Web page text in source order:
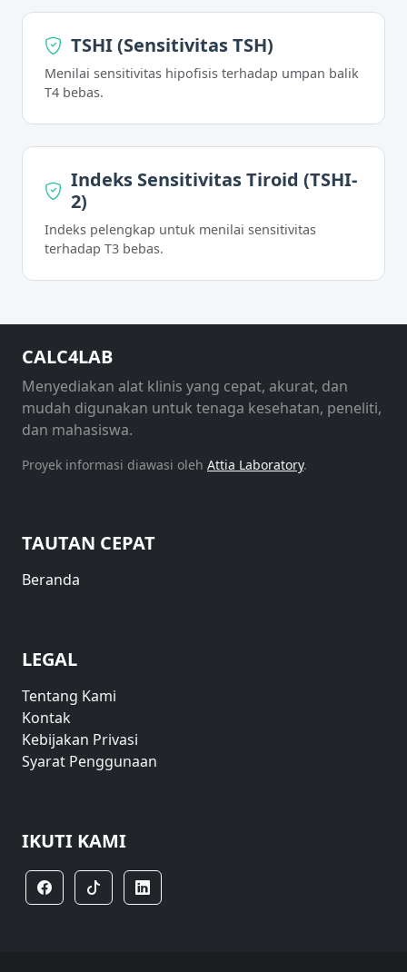
TSHI (Sensitivitas TSH)
Menilai sensitivitas hipofisis terhadap umpan balik
T4 bebas.
Indeks Sensitivitas Tiroid (TSHI-
2)
Indeks pelengkap untuk menilai sensitivitas
terhadap T3 bebas.
CALC4LAB
Menyediakan alat klinis yang cepat, akurat, dan
mudah digunakan untuk tenaga kesehatan, peneliti,
dan mahasiswa.
Proyek informasi diawasi oleh Attia Laboratory.
TAUTAN CEPAT
Beranda
LEGAL
Tentang Kami
Kontak
Kebijakan Privasi
Syarat Penggunaan
IKUTI KAMI